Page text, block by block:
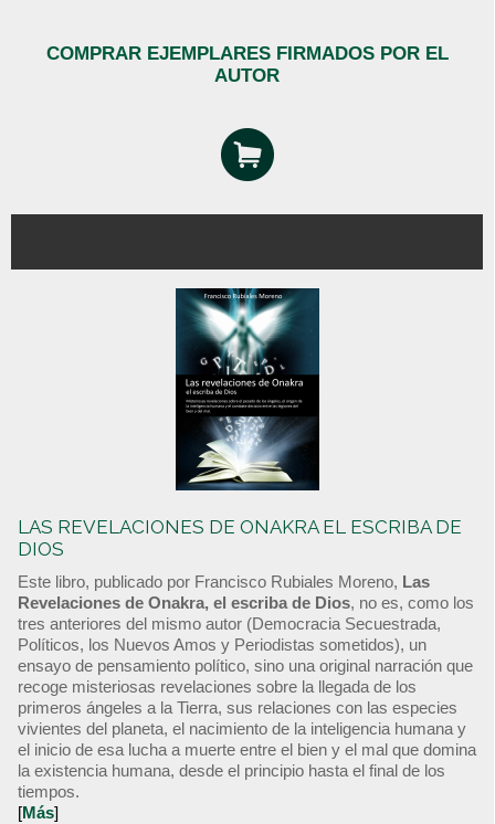
COMPRAR EJEMPLARES FIRMADOS POR EL
AUTOR
LAS REVELACIONES DE ONAKRA EL ESCRIBA DE
DIOS
Este libro, publicado por Francisco Rubiales Moreno, Las
Revelaciones de Onakra, el escriba de Dios, no es, como los
tres anteriores del mismo autor (Democracia Secuestrada,
Políticos, los Nuevos Amos y Periodistas sometidos), un
ensayo de pensamiento político, sino una original narración que
recoge misteriosas revelaciones sobre la llegada de los
primeros ángeles a la Tierra, sus relaciones con las especies
vivientes del planeta, el nacimiento de la inteligencia humana y
el inicio de esa lucha a muerte entre el bien y el mal que domina
la existencia humana, desde el principio hasta el final de los
tiempos.
[Más]